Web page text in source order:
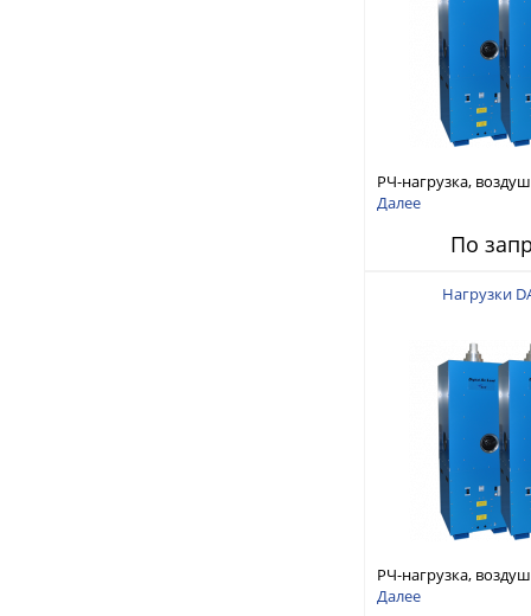
РЧ-нагрузка,
охлаждение 25кВт
Далее
По
Нагрузки
РЧ-нагрузка,
охлаждение 25кВт
Далее